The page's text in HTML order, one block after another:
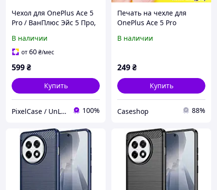
Чехол для OnePlus Ace 5
Pro / ВанПлюс Эйс 5 Про,
Magsafe, черный
В наличии
от60₴/мес
599₴
Купить
PixelCase / UnLockService 100%
Печать на чехле для
OnePlus Ace 5 Pro
В наличии
249₴
Купить
Caseshop 88%